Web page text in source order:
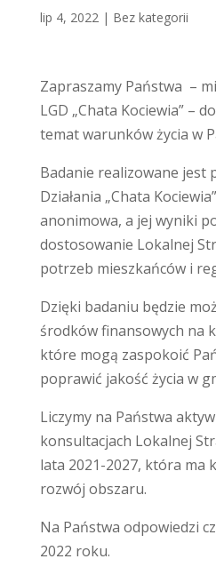
lip 4, 2022| Bez kategorii
Zapraszamy Państwa –
LGD „Chata Kociewia” –
temat warunków życia w
Badanie realizowane jest
Działania „Chata
anonimowa, a jej wyniki
dostosowanie Lokalnej
potrzeb mieszkańców i
Dzięki badaniu będzie
środków finansowych na
które mogą zaspokoić
poprawić jakość życia w
Liczymy na Państwa
konsultacjach Lokalnej
lata 2021-2027, która ma
rozwój obszaru.
Na Państwa odpowiedzi
2022 roku.